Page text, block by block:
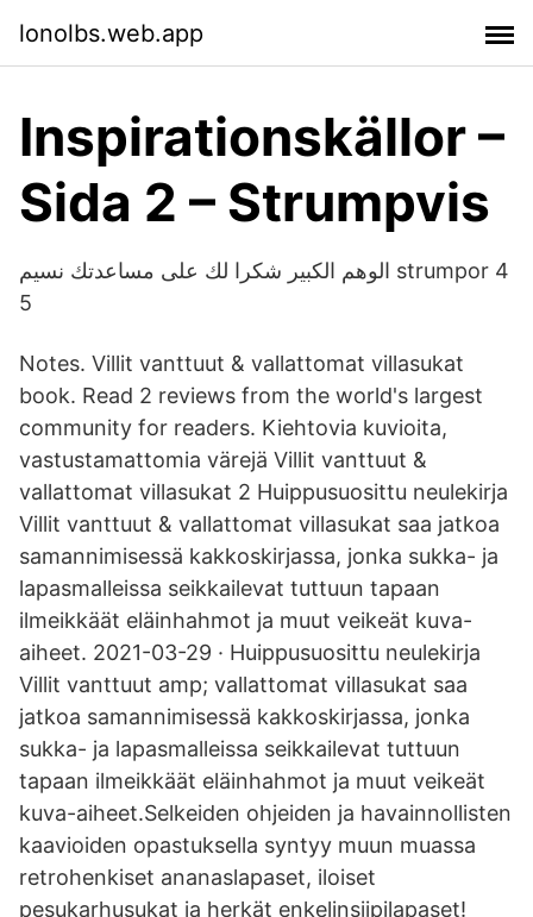
lonolbs.web.app
Inspirationskällor –
Sida 2 – Strumpvis
الوهم الكبير شكرا لك على مساعدتك نسيم strumpor 4
5
Notes. Villit vanttuut & vallattomat villasukat
book. Read 2 reviews from the world's largest
community for readers. Kiehtovia kuvioita,
vastustamattomia värejä Villit vanttuut &
vallattomat villasukat 2 Huippusuosittu neulekirja
Villit vanttuut & vallattomat villasukat saa jatkoa
samannimisessä kakkoskirjassa, jonka sukka- ja
lapasmalleissa seikkailevat tuttuun tapaan
ilmeikkäät eläinhahmot ja muut veikeät kuva-
aiheet. 2021-03-29 · Huippusuosittu neulekirja
Villit vanttuut amp; vallattomat villasukat saa
jatkoa samannimisessä kakkoskirjassa, jonka
sukka- ja lapasmalleissa seikkailevat tuttuun
tapaan ilmeikkäät eläinhahmot ja muut veikeät
kuva-aiheet.Selkeiden ohjeiden ja havainnollisten
kaavioiden opastuksella syntyy muun muassa
retrohenkiset ananaslapaset, iloiset
pesukarhusukat ja herkät enkelinsiipilapaset!